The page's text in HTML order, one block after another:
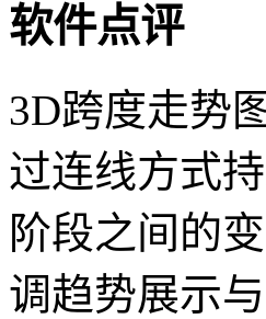
软件点评
3D跨度走势
过连线方式
阶段之间的
调趋势展示